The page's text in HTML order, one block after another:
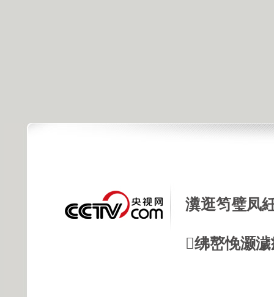
瀵逛笉璧凤
绋嶅悗灏